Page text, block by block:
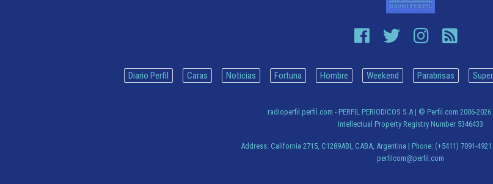
Diario Perfil Caras Noticias Fortuna Hombre Weekend Parabrisas
radioperfil.perfil.com - PERFIL PERIODICOS S.A| © Perfil.com 2006-2026
Intellectual Property Registry Number 5346433
Address: California 2715, C1289ABI, CABA, Argentina | Phone: (+5411) 7091-4921
perfilcom@perfil.com